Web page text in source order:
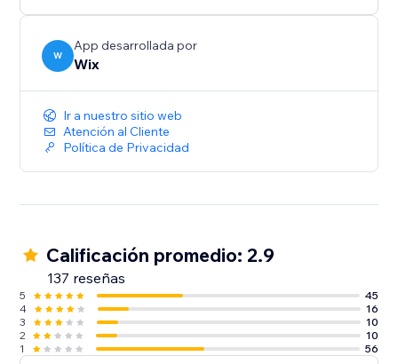
W
App desarrollada por
Wix
Ir a nuestro sitio web
Atención al Cliente
Política de Privacidad
Calificación promedio: 2.9
137 reseñas
5
45
4
16
3
10
2
10
1
56